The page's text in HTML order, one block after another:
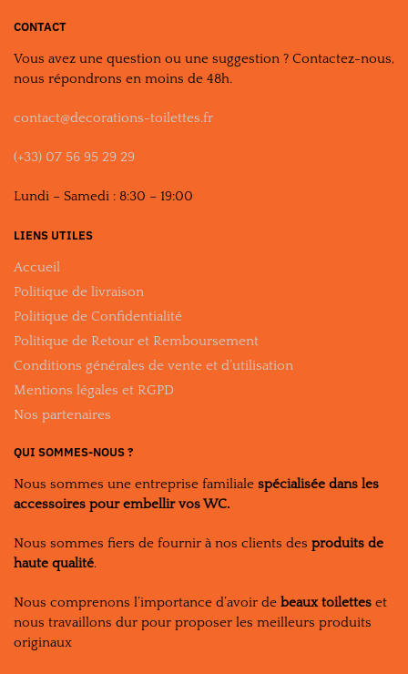
CONTACT
Vous avez une question ou une suggestion ? Contactez-nous,
nous répondrons en moins de 48h.
contact@decorations-toilettes.fr
(+33) 07 56 95 29 29
Lundi – Samedi : 8:30 – 19:00
LIENS UTILES
Accueil
Politique de livraison
Politique de Confidentialité
Politique de Retour et Remboursement
Conditions générales de vente et d’utilisation
Mentions légales et RGPD
Nos partenaires
QUI SOMMES-NOUS ?
Nous sommes une entreprise familiale spécialisée dans les
accessoires pour embellir vos WC.
Nous sommes fiers de fournir à nos clients des produits de
haute qualité.
Nous comprenons l’importance d’avoir de beaux toilettes et
nous travaillons dur pour proposer les meilleurs produits
originaux